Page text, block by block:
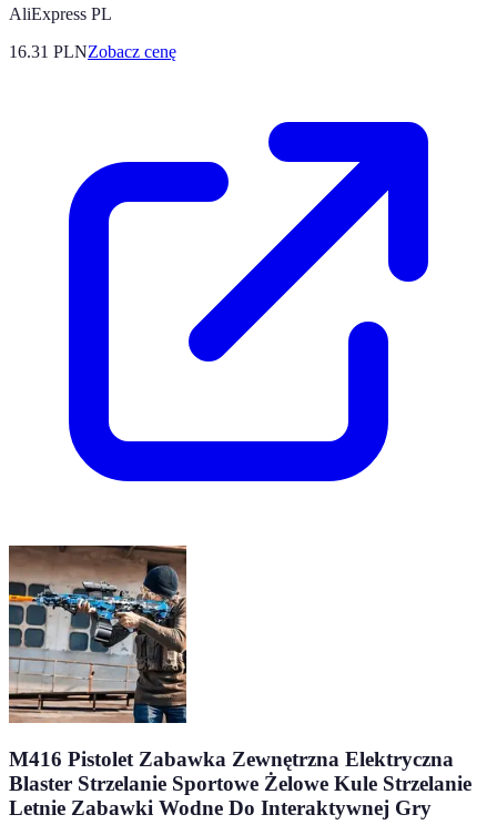
AliExpress PL
16.31 PLNZobacz cenę
M416 Pistolet Zabawka Zewnętrzna Elektryczna
Blaster Strzelanie Sportowe Żelowe Kule Strzelanie
Letnie Zabawki Wodne Do Interaktywnej Gry